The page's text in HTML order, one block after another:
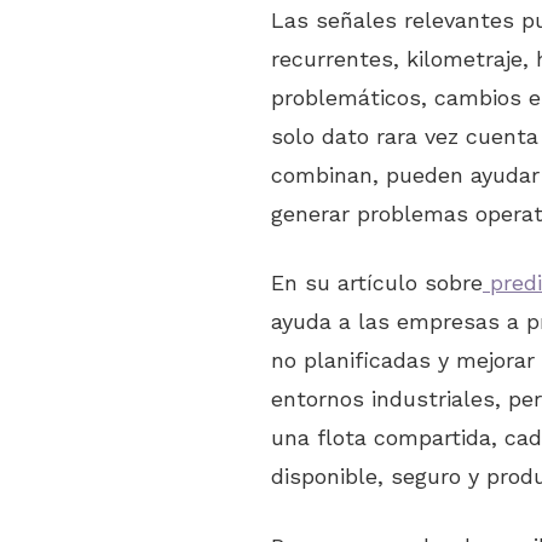
Las señales relevantes
recurrentes, kilometraje,
problemáticos, cambios
solo dato rara vez
combinan, pueden
generar problemas
En su artículo sobre
ayuda a las empresas a
no planificadas y
entornos industriales,
una flota compartida,
disponible, seguro y